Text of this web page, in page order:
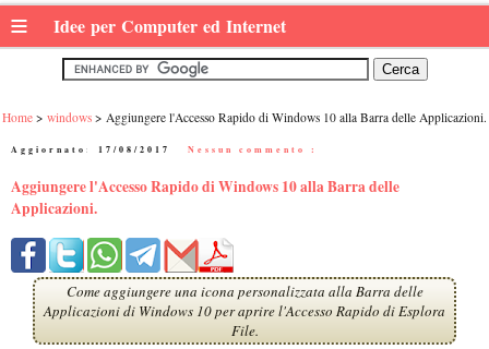
≡ Idee per Computer ed Internet
Home windows Aggiungere l'Accesso Rapido di Windows 10 alla Barra delle Applicazioni.
Aggiornato: 17/08/2017 Nessun commento :
Aggiungere l'Accesso Rapido di Windows 10 alla Barra delle
Applicazioni.
Come aggiungere una icona personalizzata alla Barra delle
Applicazioni di Windows 10 per aprire l'Accesso Rapido di Esplora
File.